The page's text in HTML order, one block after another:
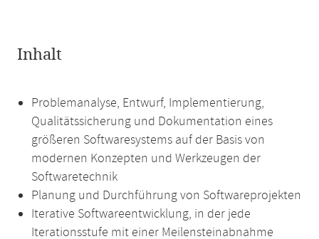
Inhalt
Problemanalyse, Entwurf, Implementierung,
Qualitätssicherung und Dokumentation eines
größeren Softwaresystems auf der Basis von
modernen Konzepten und Werkzeugen der
Softwaretechnik
Planung und Durchführung von Softwareprojekten
Iterative Softwareentwicklung, in der jede
Iterationsstufe mit einer Meilensteinabnahme